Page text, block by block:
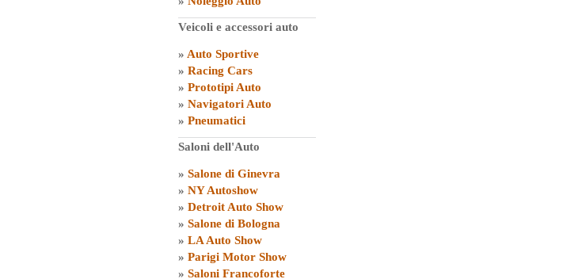
Veicoli e accessori auto
» Auto Sportive
» Racing Cars
» Prototipi Auto
» Navigatori Auto
» Pneumatici
Saloni dell'Auto
» Salone di Ginevra
» NY Autoshow
» Detroit Auto Show
» Salone di Bologna
» LA Auto Show
» Parigi Motor Show
» Saloni Francoforte